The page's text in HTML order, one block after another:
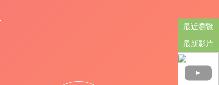
最近瀏覽
最新影片